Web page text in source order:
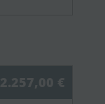
2.257,00 €